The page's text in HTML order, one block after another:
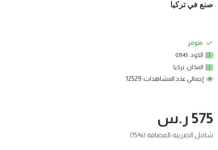
صنع في تركيا
575 ر.س
شامل الضريبة المضافة (%15)
متوفر
الكود: 03145
المكان: تركيا
إجمالي عدد المشاهدات: 12529